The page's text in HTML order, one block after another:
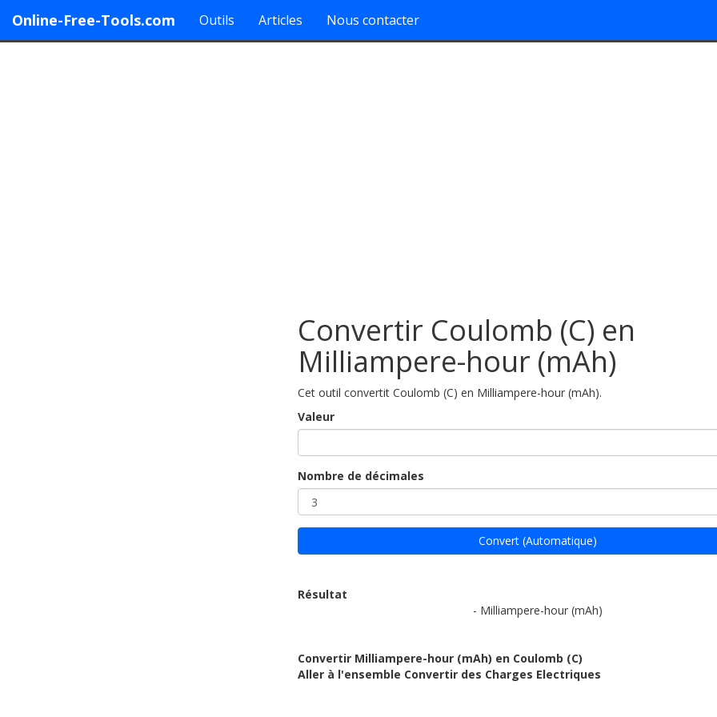
Online-Free-Tools.com Outils Articles Nous contacter
Convertir Coulomb (C) en
Milliampere-hour (mAh)
Cet outil convertit Coulomb (C) en Milliampere-hour (mAh).
Valeur
Nombre de décimales
Convert (Automatique)
Résultat
- Milliampere-hour (mAh)
Convertir Milliampere-hour (mAh) en Coulomb (C)
Aller à l'ensemble Convertir des Charges Electriques